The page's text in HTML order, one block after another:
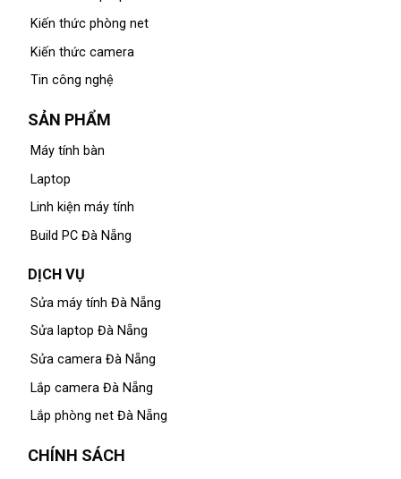
Kiến thức phòng net
Kiến thức camera
Tin công nghệ
SẢN PHẨM
Máy tính bàn
Laptop
Linh kiện máy tính
Build PC Đà Nẵng
DỊCH VỤ
Sửa máy tính Đà Nẵng
Sửa laptop Đà Nẵng
Sửa camera Đà Nẵng
Lắp camera Đà Nẵng
Lắp phòng net Đà Nẵng
CHÍNH SÁCH